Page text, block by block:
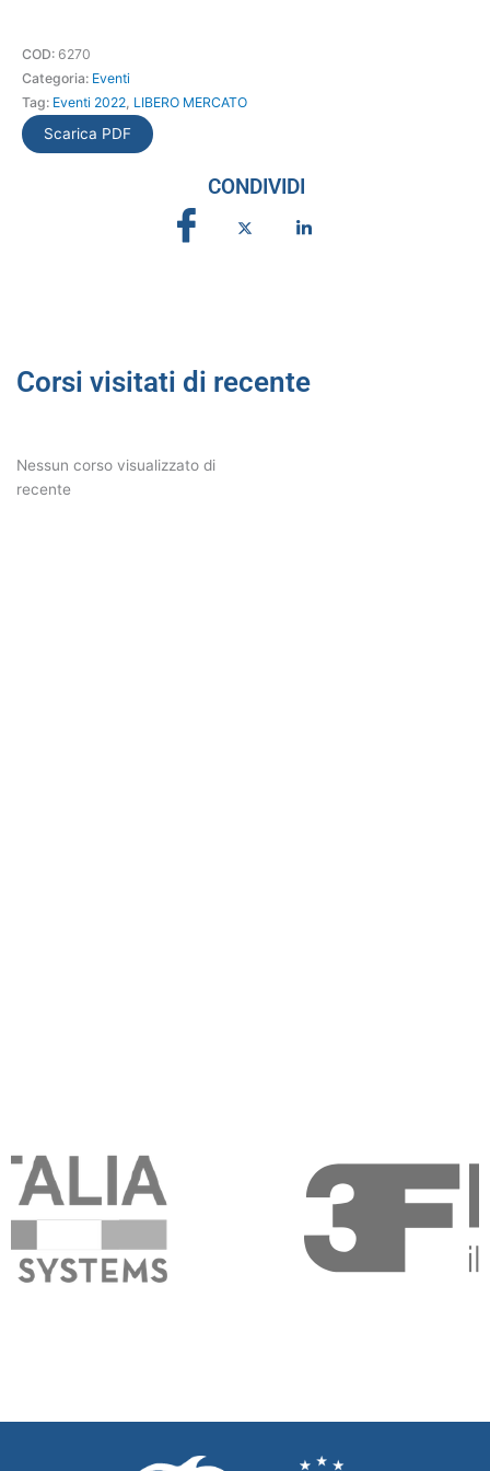
COD: 6270
Categoria: Eventi
Tag: Eventi 2022, LIBERO MERCATO
Scarica PDF
CONDIVIDI
Corsi visitati di recente
Nessun corso visualizzato di
recente